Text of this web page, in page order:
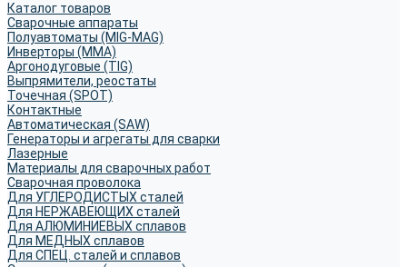
Каталог товаров
Сварочные аппараты
Полуавтоматы (MIG-MAG)
Инверторы (MMA)
Аргонодуговые (TIG)
Выпрямители, реостаты
Точечная (SPOT)
Контактные
Автоматическая (SAW)
Генераторы и агрегаты для сварки
Лазерные
Материалы для сварочных работ
Сварочная проволока
Для УГЛЕРОДИСТЫХ сталей
Для НЕРЖАВЕЮЩИХ сталей
Для АЛЮМИНИЕВЫХ сплавов
Для МЕДНЫХ сплавов
Для СПЕЦ. сталей и сплавов